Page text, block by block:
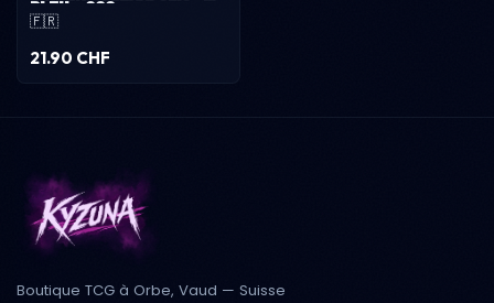
Bleu - 360
🇫🇷
21.90 CHF
Boutique TCG à Orbe, Vaud — Suisse